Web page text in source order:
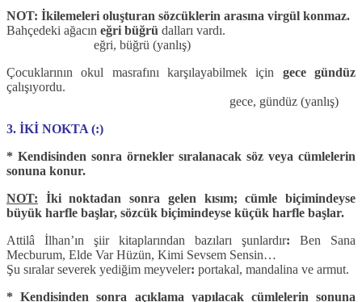
NOT: İkilemeleri oluşturan sözcüklerin arasına virgül konmaz.
Bahçedeki ağacın eğri büğrü dalları vardı.
eğri, büğrü (yanlış)
Çocuklarının okul masrafını karşılayabilmek için gece gündüz
çalışıyordu.
gece, gündüz (yanlış)
3. İKİ NOKTA (:)
* Kendisinden sonra örnekler sıralanacak söz veya cümlelerin
sonuna konur.
NOT: İki noktadan sonra gelen kısım; cümle biçimindeyse
büyük harfle başlar, sözcük biçimindeyse küçük harfle başlar.
Attilâ İlhan’ın şiir kitaplarından bazıları şunlardır: Ben Sana
Mecburum, Elde Var Hüzün, Kimi Sevsem Sensin…
Şu sıralar severek yediğim meyveler: portakal, mandalina ve armut.
* Kendisinden sonra açıklama yapılacak cümlelerin sonuna